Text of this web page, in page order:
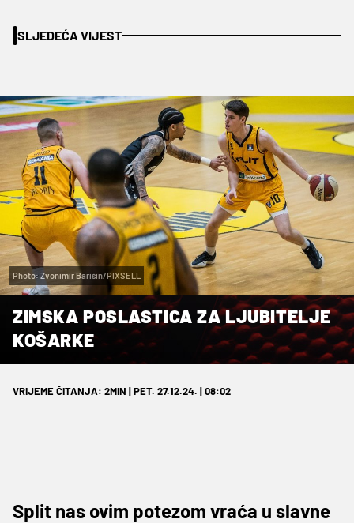
SLJEDEĆA VIJEST
Photo: Zvonimir Barišin/PIXSELL
ZIMSKA POSLASTICA ZA LJUBITELJE
KOŠARKE
VRIJEME ČITANJA: 2MIN | PET. 27.12.24. | 08:02
Split nas ovim potezom vraća u slavne